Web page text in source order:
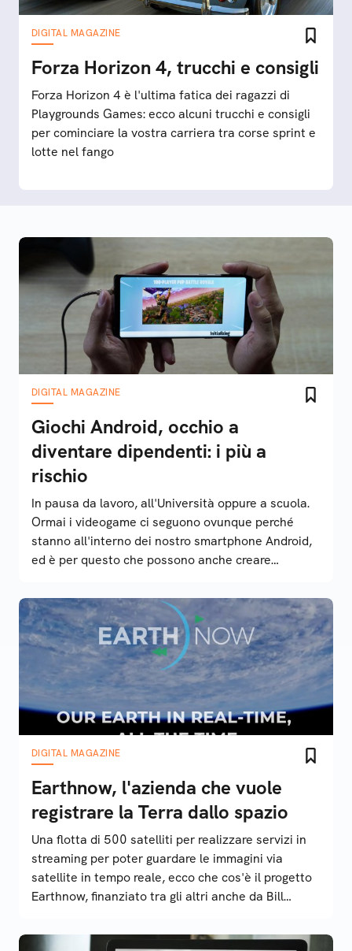
DIGITAL MAGAZINE
Forza Horizon 4, trucchi e consigli
Forza Horizon 4 è l'ultima fatica dei ragazzi di
Playgrounds Games: ecco alcuni trucchi e consigli
per cominciare la vostra carriera tra corse sprint e
lotte nel fango
DIGITAL MAGAZINE
Giochi Android, occhio a
diventare dipendenti: i più a
rischio
In pausa da lavoro, all'Università oppure a scuola.
Ormai i videogame ci seguono ovunque perché
stanno all'interno dei nostro smartphone Android,
ed è per questo che possono anche creare
DIGITAL MAGAZINE
Earthnow, l'azienda che vuole
registrare la Terra dallo spazio
Una flotta di 500 satelliti per realizzare servizi in
streaming per poter guardare le immagini via
satellite in tempo reale, ecco che cos'è il progetto
Earthnow, finanziato tra gli altri anche da Bill